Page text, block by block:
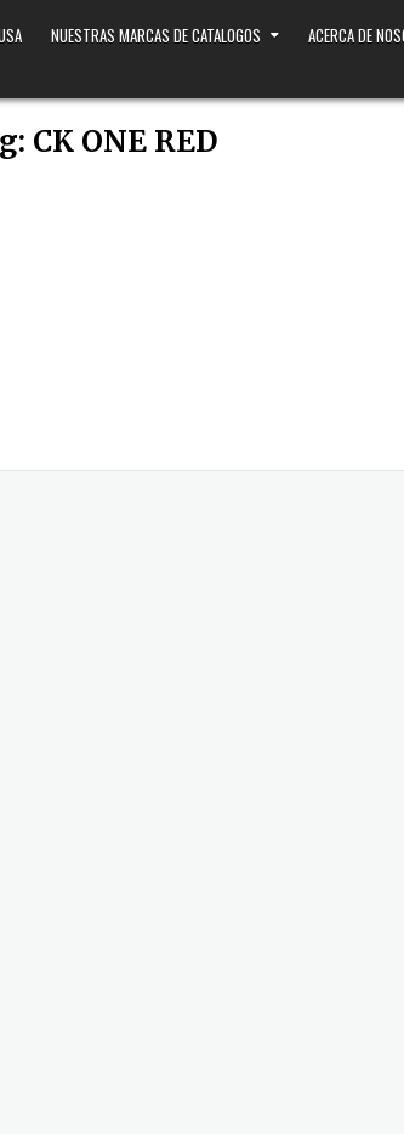
NUESTRAS MARCAS DE CATALOGOS ACERCA DE
CK ONE RED